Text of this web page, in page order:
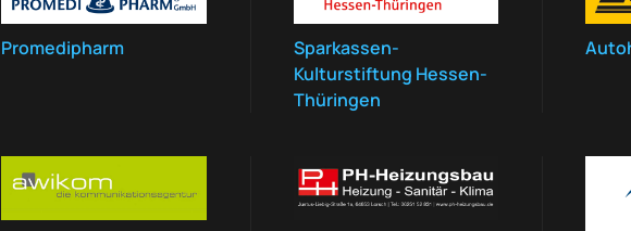
Promedipharm
Sparkassen-
Kulturstiftung Hessen-
Thüringen